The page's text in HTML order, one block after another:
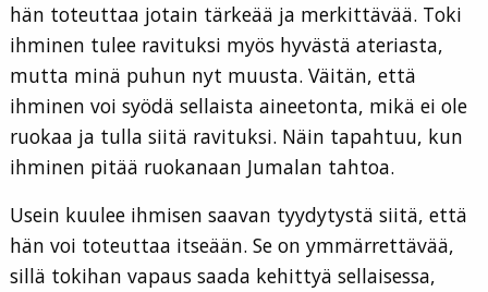
hän toteuttaa jotain tärkeää ja merkittävää. Toki
ihminen tulee ravituksi myös hyvästä ateriasta,
mutta minä puhun nyt muusta. Väitän, että
ihminen voi syödä sellaista aineetonta, mikä ei ole
ruokaa ja tulla siitä ravituksi. Näin tapahtuu, kun
ihminen pitää ruokanaan Jumalan tahtoa.
Usein kuulee ihmisen saavan tyydytystä siitä, että
hän voi toteuttaa itseään. Se on ymmärrettävää,
sillä tokihan vapaus saada kehittyä sellaisessa,